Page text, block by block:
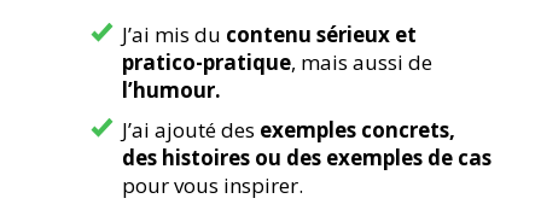
J’ai mis du contenu sérieux et
pratico-pratique, mais aussi de
l’humour.
J’ai ajouté des exemples concrets,
des histoires ou des exemples de cas
pour vous inspirer.